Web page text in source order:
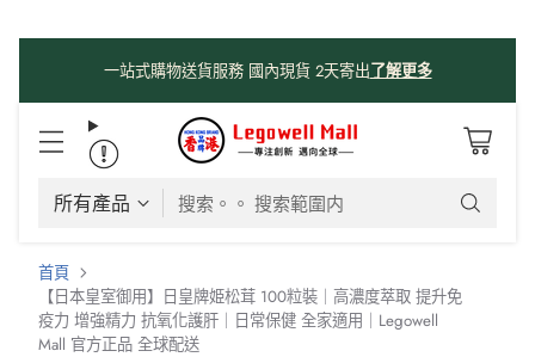
係時候分享吓我哋由採購、物流、購物網站、送貨嘅流程俾大家知
啦😊😊！ 了解更多
搜索。。 搜索範圍内
首頁
【日本皇室御用】日皇牌姫松茸 100粒裝｜高濃度萃取 提升免
疫力 增強精力 抗氧化護肝｜日常保健 全家適用｜Legowell
Mall 官方正品 全球配送